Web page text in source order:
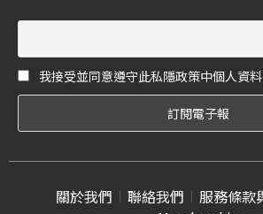
我接受並同意遵守此私隱政策中個人資
關於我們 聯絡我們
服務條款